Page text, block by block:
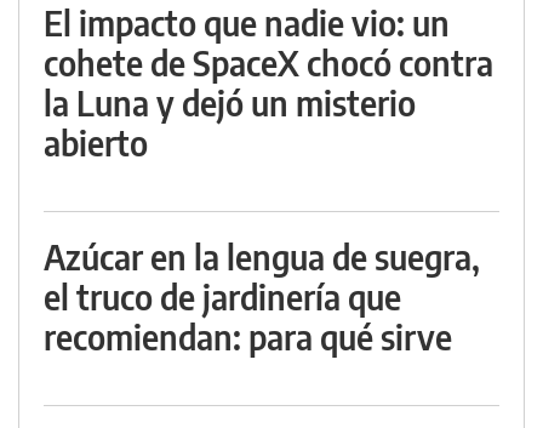
El impacto que nadie vio: un
cohete de SpaceX chocó contra
la Luna y dejó un misterio
abierto
Azúcar en la lengua de suegra,
el truco de jardinería que
recomiendan: para qué sirve